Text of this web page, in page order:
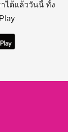
ได้แล้ววันนี้ ทั้ง